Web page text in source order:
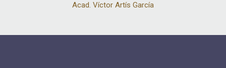
Acad. Víctor Artís García